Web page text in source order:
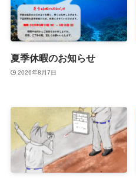
夏季休暇のお知らせ
2026年8月7日